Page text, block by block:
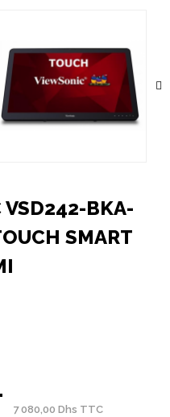
VSD242-BKA-
SMART
7 080,00 Dhs TTC